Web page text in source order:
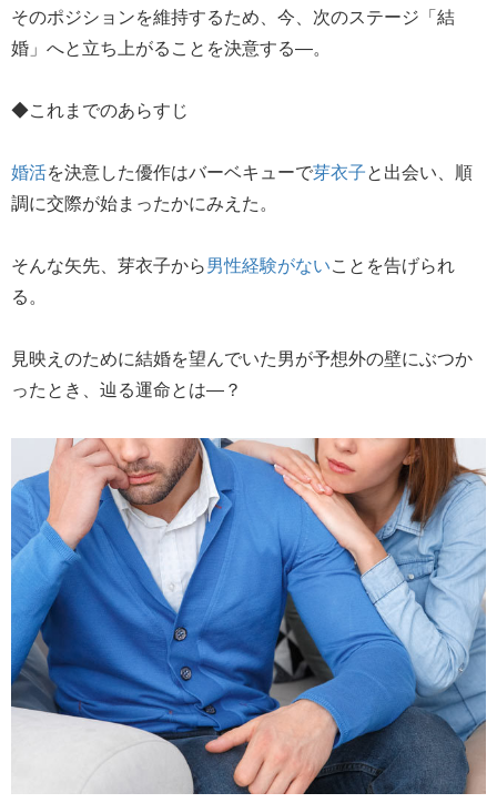
そのポジションを維持するため、今、次のステージ「結
婚」へと立ち上がることを決意する―。
◆これまでのあらすじ
婚活を決意した優作はバーベキューで芽衣子と出会い、順
調に交際が始まったかにみえた。
そんな矢先、芽衣子から男性経験がないことを告げられ
る。
見映えのために結婚を望んでいた男が予想外の壁にぶつか
ったとき、辿る運命とは―？